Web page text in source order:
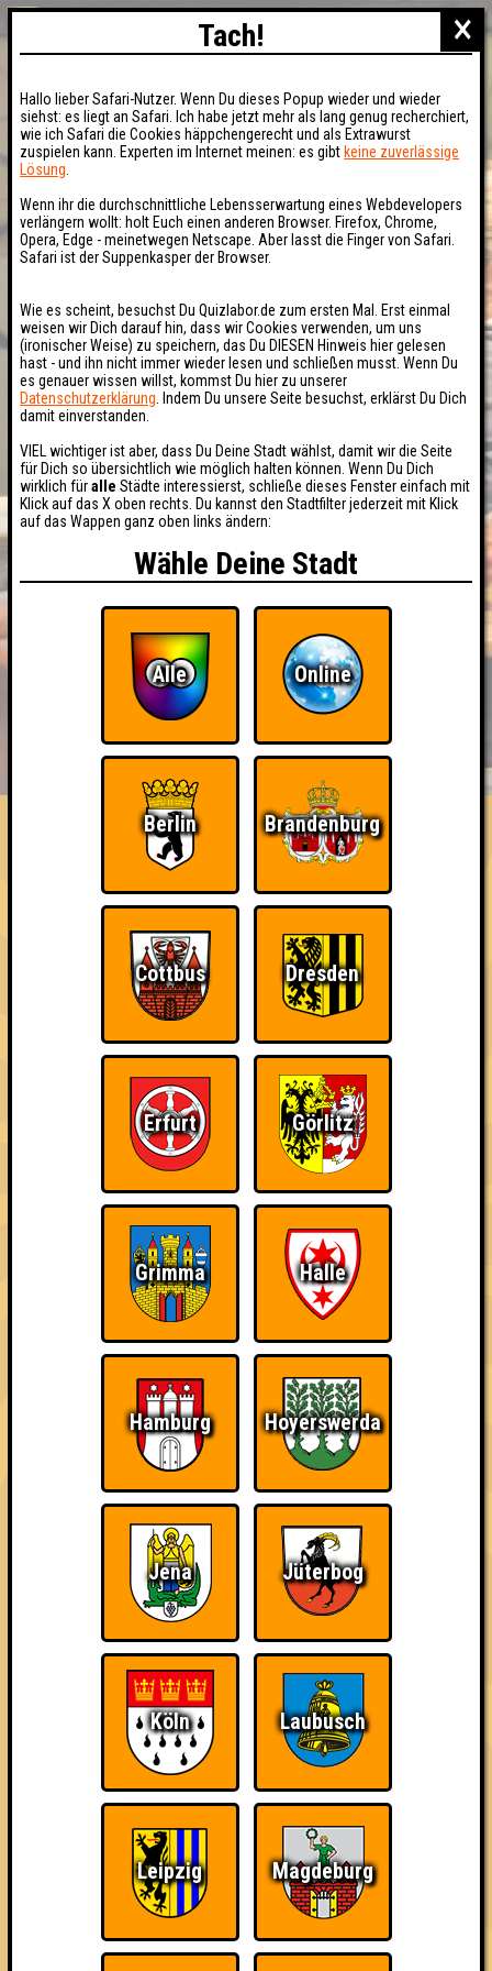
HIGHSCORE RESERVIERUNG
FAQ ÜBER UNS
QUIZLABOR Halle #76
Scharf nachdenken · 22.05.2025 · Hollys Big Bar
Angemeldete Teams
1. Simply the Best
17
15
1. Quizz in my Pants
16 14 47
2. Nur für Schnaps da
16 13 46
16 14 46
3. Simple Minds
15 14 45
3. Mir doch egal, was Lukas sagt
14 16 15 45
3. Die Hallunken
16 14 15 45
4. Vier gewinnt
4. Amazonasameisen
17 12 44
14 16 13 43
×
Tach!
Hallo lieber Safari-Nutzer. Wenn Du dieses Popup wieder und wieder
siehst: es liegt an Safari. Ich habe jetzt mehr als lang genug recherchiert,
wie ich Safari die Cookies häppchengerecht und als Extrawurst
zuspielen kann. Experten im Internet meinen: es gibt keine zuverlässige
Lösung
Wenn ihr die durchschnittliche Lebensserwartung eines Webdevelopers
verlängern wollt: holt Euch einen anderen Browser. Firefox, Chrome,
Opera, Edge - meinetwegen Netscape. Aber lasst die Finger von Safari.
Safari ist der Suppenkasper der Browser.
Wie es scheint, besuchst Du Quizlabor.de zum ersten Mal. Erst einmal
weisen wir Dich darauf hin, dass wir Cookies verwenden, um uns
(ironischer Weise) zu speichern, das Du DIESEN Hinweis hier gelesen
hast - und ihn nicht immer wieder lesen und schließen musst. Wenn Du
es genauer wissen willst, kommst Du hier zu unserer
Datenschutzerklärung . Indem Du unsere Seite besuchst, erklärst Du Dich
damit einverstanden.
VIEL wichtiger ist aber, dass Du Deine Stadt wählst, damit wir die Seite
für Dich so übersichtlich wie möglich halten können. Wenn Du Dich
wirklich füralle Städte interessierst, schließe dieses Fenster einfach mit
Klick auf das X oben rechts. Du kannst den Stadtfilter jederzeit mit Klick
auf das Wappen ganz oben links ändern:
Wähle Deine Stadt
Alle Online
Berlin Brandenburg
Cottbus Dresden
Erfurt Görlitz
Grimma Halle
Hamburg Hoyerswerda
Jena Jüterbog
Köln Laubusch
Leipzig Magdeburg